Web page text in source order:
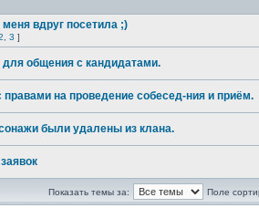
вдруг посетила ;)
3 ]
для общения с кандидатами.
правами на проведение собесед-ния и приём.
были удалены из клана.
Показать темы за: Поле